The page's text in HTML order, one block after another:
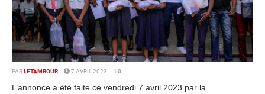
PAR LETAMBOUR 7 AVRIL 2023 0
L’annonce a été faite ce vendredi 7 avril 2023 par la